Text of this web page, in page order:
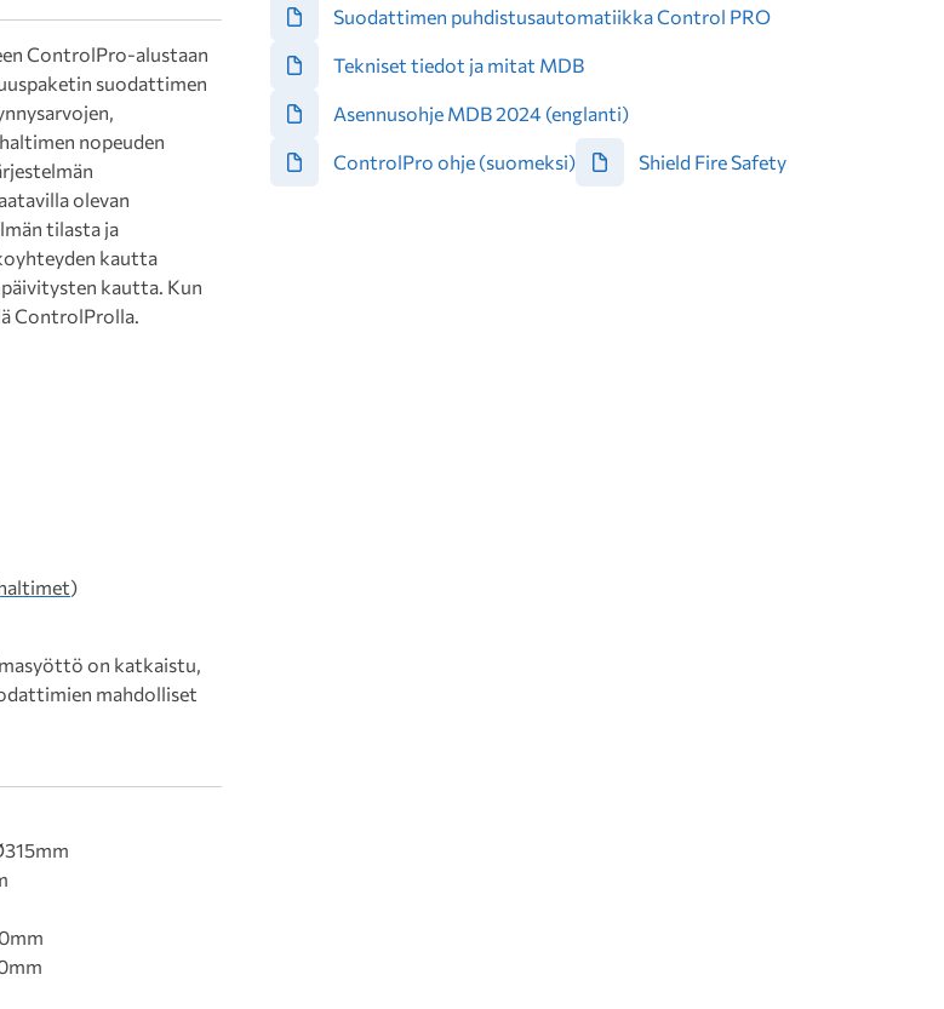
ControlPro-alustaan
suodattimen
nopeuden
olevan
tilasta ja
kautta
kautta. Kun
ControlProlla.
)
on katkaistu,
mahdolliset
Suodattimen puhdistusautomatiikka Control PRO
Tekniset tiedot ja mitat MDB
Asennusohje MDB 2024 (englanti)
ControlPro ohje (suomeksi) Shield Fire Safety